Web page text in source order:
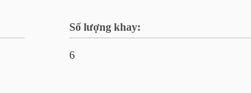
Số lượng khay:
6